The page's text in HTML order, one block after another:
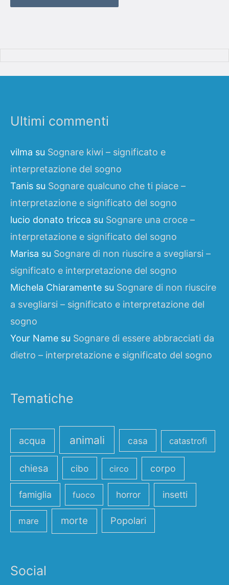
Ultimi commenti
vilma su Sognare kiwi – significato e
interpretazione del sogno
Tanis su Sognare qualcuno che ti piace –
interpretazione e significato del sogno
lucio donato tricca su Sognare una croce –
interpretazione e significato del sogno
Marisa su Sognare di non riuscire a svegliarsi –
significato e interpretazione del sogno
Michela Chiaramente su Sognare di non riuscire
a svegliarsi – significato e interpretazione del
sogno
Your Name su Sognare di essere abbracciati da
dietro – interpretazione e significato del sogno
Tematiche
acqua animali casa catastrofi
chiesa cibo circo corpo
famiglia fuoco horror insetti
mare morte Popolari
Social